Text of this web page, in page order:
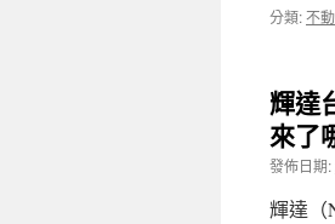
分類:不
輝達
來了
發佈日期:
輝達（